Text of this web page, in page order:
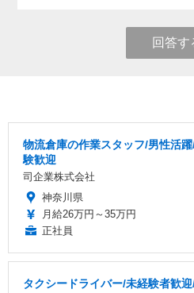
回答す
物流倉庫の作業スタッフ/男性活
験歓迎
司企業株式会社
神奈川県
月給26万円～35万円
正社員
タクシードライバー/未経験者歓